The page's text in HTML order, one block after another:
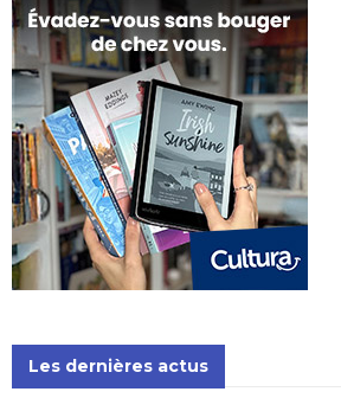
Les dernières actus